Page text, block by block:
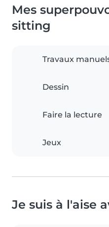
Mes
sitting
Travaux
Dessin
Faire la lecture
Jeux
Je suis à l'aise